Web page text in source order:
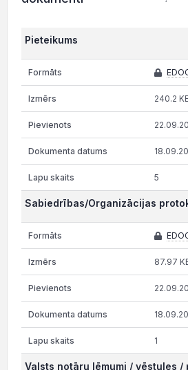
Pieteikums
240.2
5
Sabiedrības/Organizācijas
87.97
1
Valsts notāru lēmumi / vēstules /